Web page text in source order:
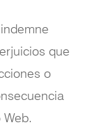
que
o